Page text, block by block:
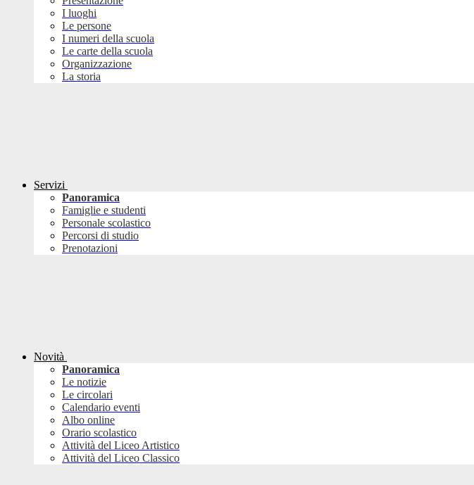
I luoghi
Le persone
I numeri della scuola
Le carte della scuola
Organizzazione
La storia
Servizi
Panoramica
Famiglie e studenti
Personale scolastico
Percorsi di studio
Prenotazioni
Novità
Panoramica
Le notizie
Le circolari
Calendario eventi
Albo online
Orario scolastico
Attività del Liceo Artistico
Attività del Liceo Classico